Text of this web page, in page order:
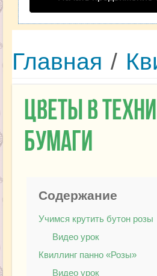
Главная /
Цветы в
бумаги
Содержание
Учимся крутить бутон розы
Видео урок
Квиллинг панно «Розы»
Видео урок